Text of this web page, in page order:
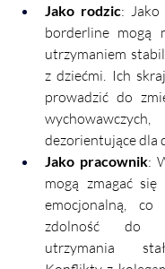
Jako rodzic: Jako
borderline mogą
utrzymaniem
z dziećmi. Ich
prowadzić do
dezorientujące dla
Jako pracownik:
mogą zmagać się
emocjonalną,
zdolność do
utrzymania